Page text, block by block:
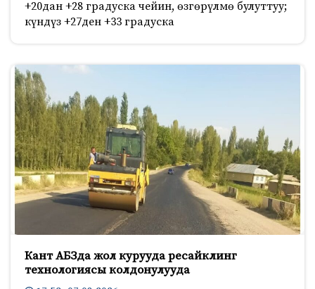
+20дан +28 градуска чейин, өзгөрүлмө булуттуу;
күндүз +27ден +33 градуска
Кант АБЗда жол курууда ресайклинг
технологиясы колдонулууда